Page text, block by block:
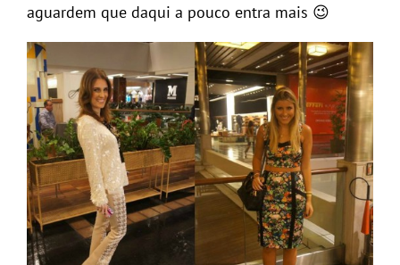
aguardem que daqui a pouco entra mais 😉